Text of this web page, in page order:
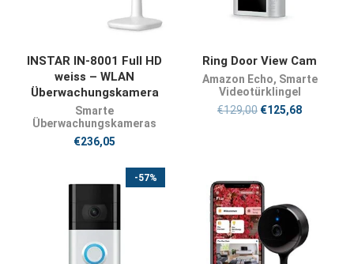
PRODUKT KAUFEN
INSTAR IN-8001 Full HD
weiss – WLAN
Überwachungskamera
Smarte
Überwachungskameras
€236,05
BUY NOW
Ring Door View Cam
Amazon Echo, Smarte
Videotürklingel
€129,00 €125,68
-57%